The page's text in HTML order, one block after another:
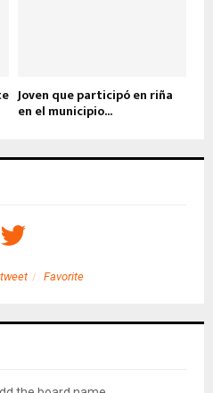
Joven que participó en riña
en el municipio...
Favorite